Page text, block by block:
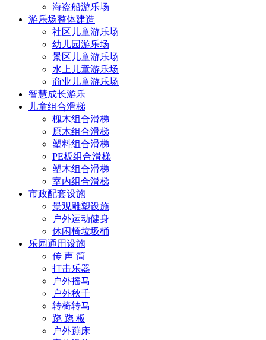
海盗船游乐场
游乐场整体建造
社区儿童游乐场
幼儿园游乐场
景区儿童游乐场
水上儿童游乐场
商业儿童游乐场
智慧成长游乐
儿童组合滑梯
槐木组合滑梯
原木组合滑梯
塑料组合滑梯
PE板组合滑梯
塑木组合滑梯
室内组合滑梯
市政配套设施
景观雕塑设施
户外运动健身
休闲椅垃圾桶
乐园通用设施
传 声 筒
打击乐器
户外摇马
户外秋千
转椅转马
跷 跷 板
户外蹦床